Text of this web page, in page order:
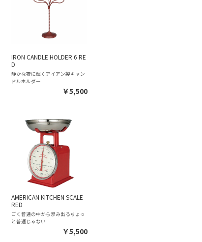
IRON CANDLE HOLDER 6 RE
D
静かな夜に輝くアイアン製キャン
ドルホルダー
￥5,500
AMERICAN KITCHEN SCALE
RED
ごく普通の中から滲み出るちょっ
と普通じゃない
￥5,500